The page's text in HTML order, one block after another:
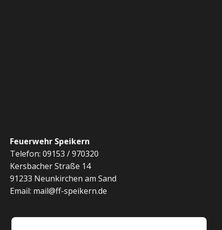
Feuerwehr Speikern
Telefon: 09153 / 970320
Kersbacher Straße 14
91233 Neunkirchen am Sand
Email: mail@ff-speikern.de